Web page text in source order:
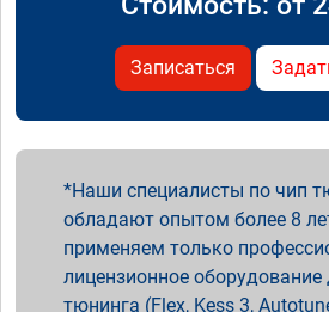
Записаться
Наши специалисты по чип
обладают опытом более 8
применяем только
лицензионное оборудование
тюнинга (Flex, Kess 3,